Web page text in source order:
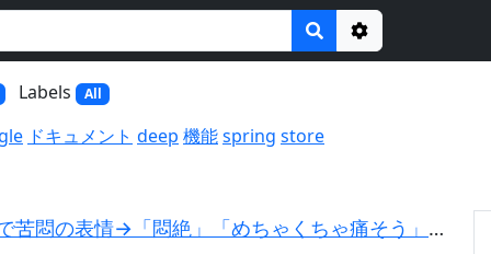
Options
Labels All
ドキュメント deep 機能spring store
苦悶の表情→「悶絶」「めちゃくちゃ痛そう」「貴重な…」と反響